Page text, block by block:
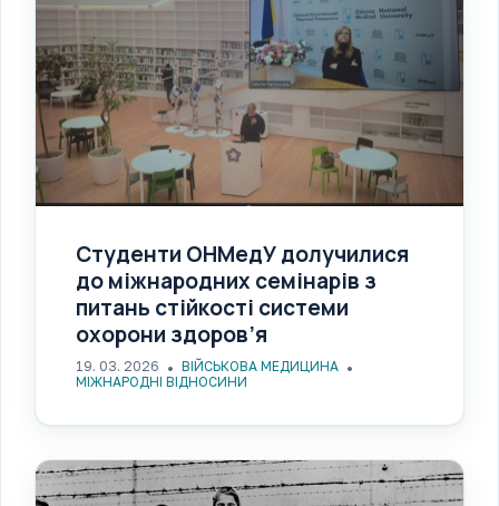
Студенти ОНМедУ долучилися
до міжнародних семінарів з
питань стійкості системи
охорони здоров’я
19. 03. 2026
ВІЙСЬКОВА МЕДИЦИНА
МІЖНАРОДНІ ВІДНОСИНИ